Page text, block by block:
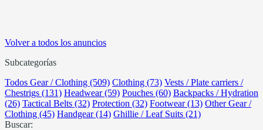
Volver a todos los anuncios
Subcategorías
Todos Gear / Clothing (509) Clothing (73) Vests / Plate carriers /
Chestrigs (131) Headwear (59) Pouches (60) Backpacks / Hydration
(26) Tactical Belts (32) Protection (32) Footwear (13) Other Gear /
Clothing (45) Handgear (14) Ghillie / Leaf Suits (21)
Buscar: